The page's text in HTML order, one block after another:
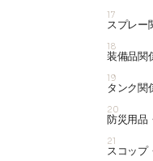
17
スプレー
18
装備品関
19
タンク関
20
防災用品
21
スコップ